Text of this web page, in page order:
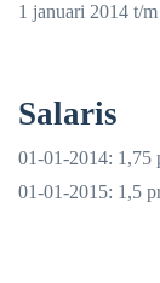
1 januari 2014 t/
Salaris
01-01-2014: 1,75
01-01-2015: 1,5